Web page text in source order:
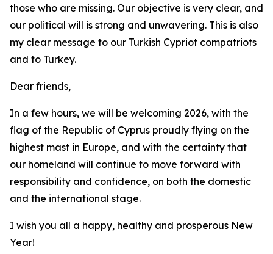
those who are missing. Our objective is very clear, and
our political will is strong and unwavering. This is also
my clear message to our Turkish Cypriot compatriots
and to Turkey.
Dear friends,
In a few hours, we will be welcoming 2026, with the
flag of the Republic of Cyprus proudly flying on the
highest mast in Europe, and with the certainty that
our homeland will continue to move forward with
responsibility and confidence, on both the domestic
and the international stage.
I wish you all a happy, healthy and prosperous New
Year!